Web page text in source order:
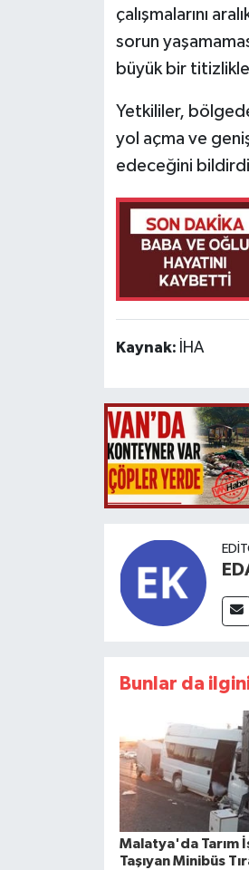
çalışmalarını
sorun
büyük bir
Yetkililer,
yol açma ve
edeceğini
Kaynak: İHA
Bunlar da
Malatya'da Tarım
Taşıyan Minibüs